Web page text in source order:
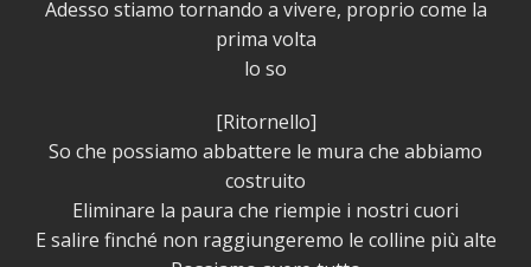
Adesso stiamo tornando a vivere, proprio come la
prima volta
lo so
[Ritornello]
So che possiamo abbattere le mura che abbiamo
costruito
Eliminare la paura che riempie i nostri cuori
E salire finché non raggiungeremo le colline più alte